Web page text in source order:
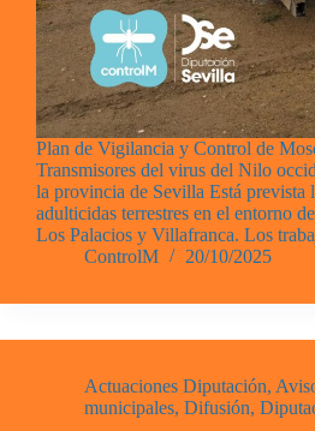
Plan de Vigilancia y Control de
Transmisores del virus del Nilo
la provincia de Sevilla Está prevista
adulticidas terrestres en el entorno
Los Palacios y Villafranca. Los
ControlM
20/10/2025
Actuaciones Diputación,
municipales, Difusión,